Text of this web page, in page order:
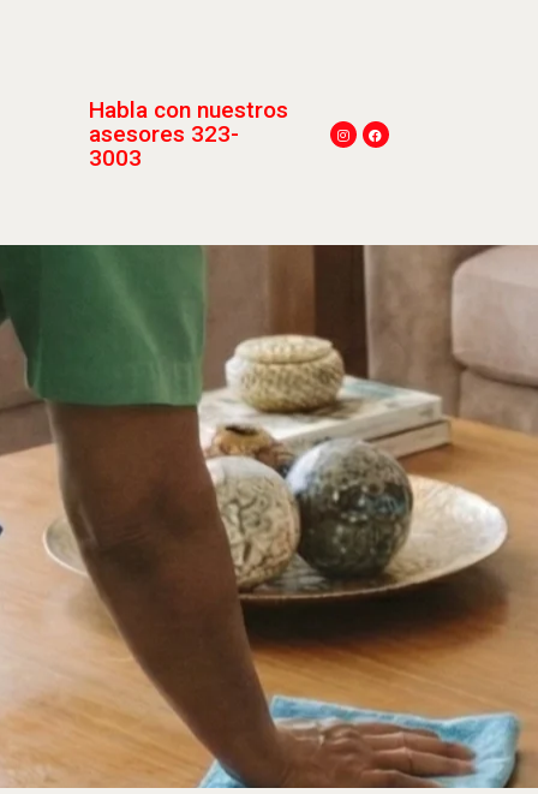
Habla con nuestros
asesores 323-
3003